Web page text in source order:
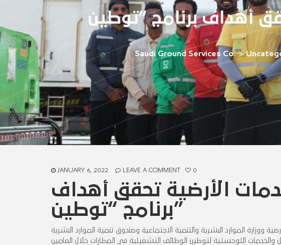
Saudi Ground Services Co.>
JANUARY 6, 2022 LEAVE A COMMENT 0
الأرضية تحقق أهداف
برنامج “توطين”
ووزارة الموارد البشرية والتنمية الاجتماعية وصندوق تنمية الموارد البشرية
والخدمات اللوجستية لتوطين الوظائف التشغيلية في المطارات خلال العامين